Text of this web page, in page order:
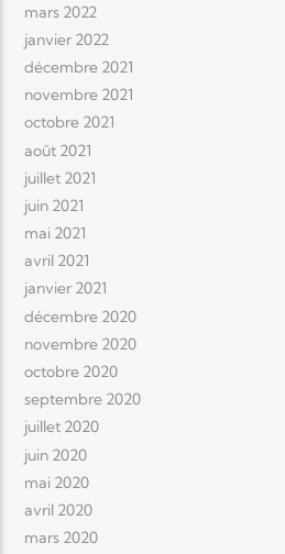
mars 2022
janvier 2022
décembre 2021
novembre 2021
octobre 2021
août 2021
juillet 2021
juin 2021
mai 2021
avril 2021
janvier 2021
décembre 2020
novembre 2020
octobre 2020
septembre 2020
juillet 2020
juin 2020
mai 2020
avril 2020
mars 2020